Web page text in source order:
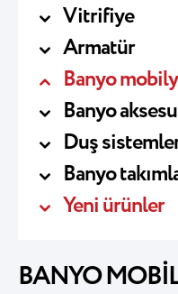
Vitrifiye
Armatür
Banyo
Banyo
Duş
Banyo
Yeni ürünler
BANYO